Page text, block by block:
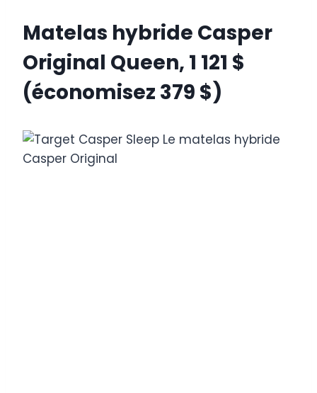
Matelas hybride Casper
Original Queen, 1 121 $
(économisez 379 $)